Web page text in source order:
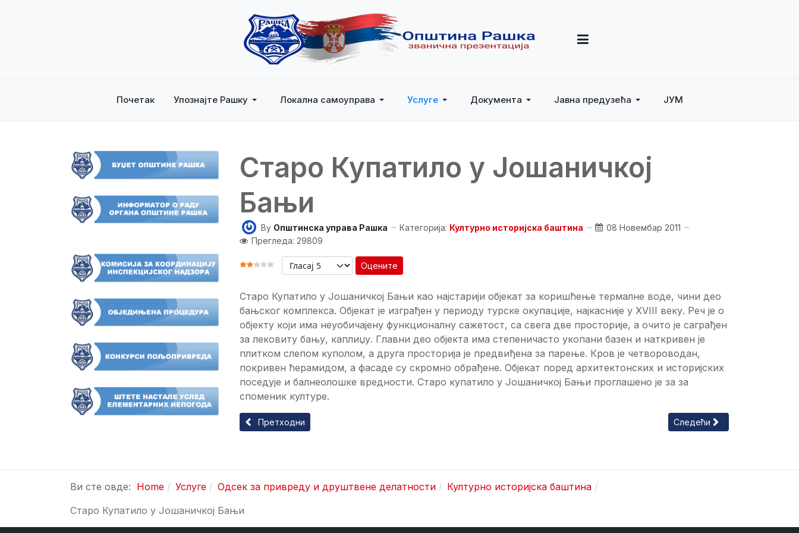
Почетак Упознајте Рашку Локална самоуправа Услуге Документа Јавна предузећа ЈУМ
Старо Купатило у Јошаничкој
Бањи
By Општинска управа Рашка Категорија: Културно историјска баштина
08 Новембар 2011
Прегледа: 29809
ОЦЕНА КОРИСНИКА: 2
Оцените
Старо Купатило у Јошаничкој Бањи као најстарији објекат за коришћење термалне воде, чини део
бањског комплекса. Објекат је изграђен у периоду турске окупације, најкасније у XVIII веку. Реч је о
објекту који има неуобичајену функционалну сажетост, са свега две просторије, а очито је саграђен
за лековиту бању, каплиџу. Главни део објекта има степеничасто укопани базен и наткривен је
плитком слепом куполом, а друга просторија је предвиђена за парење. Кров је четвороводан,
покривен ћерамидом, а фасаде су скромно обрађене. Објекат поред архитектонских и историјских
поседује и балнеолошке вредности. Старо купатило у Јошаничкој Бањи проглашено је за за
споменик културе.
Претходни чланак: Ново Купатило у Јошаничкој Бањи
Претходни Следећи чланак: Стара Кућа
Следећи
Ви сте овде: Home Услуге Одсек за привреду и друштвене делатности
Културно историјска баштина
Старо Купатило у Јошаничкој Бањи